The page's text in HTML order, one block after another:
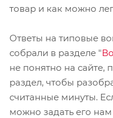
товар и как можно
Ответы на типовые
собрали в разделе "
не понятно на сайте,
раздел, чтобы
считанные минуты.
можно задать его